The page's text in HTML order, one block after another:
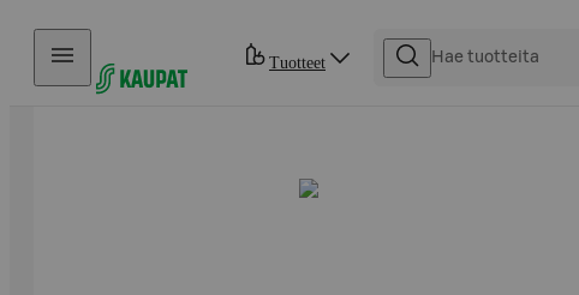
Hyppää sisältöön
Tuotteet